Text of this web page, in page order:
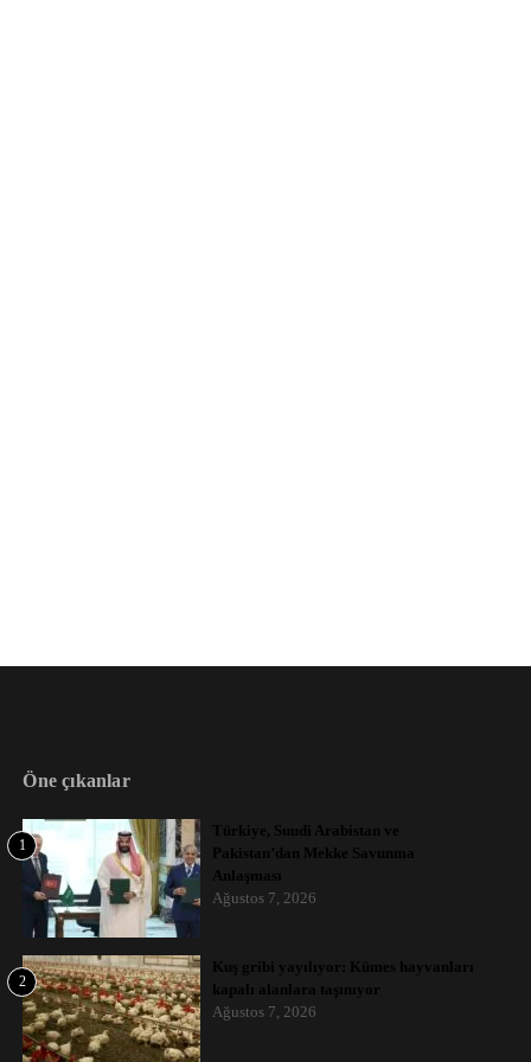
Öne çıkanlar
1
Türkiye, Suudi Arabistan ve
Pakistan’dan Mekke Savunma
Anlaşması
Ağustos 7, 2026
2
Kuş gribi yayılıyor: Kümes hayvanları
kapalı alanlara taşınıyor
Ağustos 7, 2026